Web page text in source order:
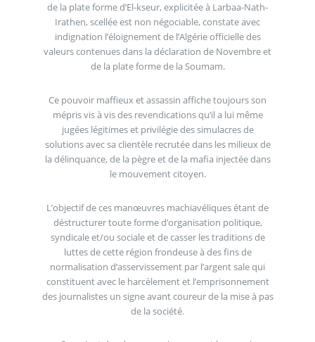
de la plate forme d’El-kseur, explicitée à Larbaa-Nath-
Irathen, scellée est non négociable, constate avec
indignation l’éloignement de l’Algérie officielle des
valeurs contenues dans la déclaration de Novembre et
de la plate forme de la Soumam.
Ce pouvoir maffieux et assassin affiche toujours son
mépris vis à vis des revendications qu’il a lui même
jugées légitimes et privilégie des simulacres de
solutions avec sa clientèle recrutée dans les milieux de
la délinquance, de la pègre et de la mafia injectée dans
le mouvement citoyen.
L’objectif de ces manœuvres machiavéliques étant de
déstructurer toute forme d’organisation politique,
syndicale et/ou sociale et de casser les traditions de
luttes de cette région frondeuse à des fins de
normalisation d’asservissement par l’argent sale qui
constituent avec le harcèlement et l’emprisonnement
des journalistes un signe avant coureur de la mise à pas
de la société.